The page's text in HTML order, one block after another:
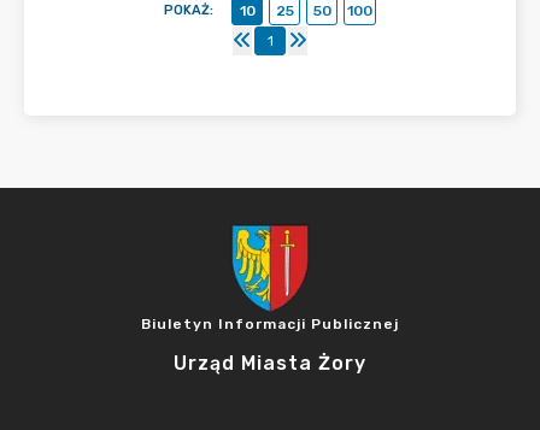
POKAŻ: 10 25 50
100
1
Biuletyn Informacji Publicznej
Urząd Miasta Żory